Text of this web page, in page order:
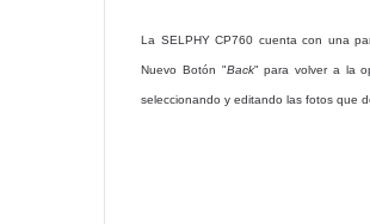
La SELPHY CP760 cuenta con una
Nuevo Botón "Back" para volver a la
seleccionando y editando las fotos que